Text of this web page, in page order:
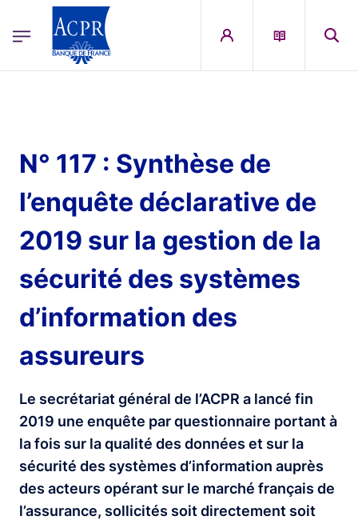
ACPR Menu Principal (English)
N° 117 : Synthèse de
l’enquête déclarative de
2019 sur la gestion de la
sécurité des systèmes
d’information des
assureurs
Le secrétariat général de l’ACPR a lancé fin
2019 une enquête par questionnaire portant à
la fois sur la qualité des données et sur la
sécurité des systèmes d’information auprès
des acteurs opérant sur le marché français de
l’assurance, sollicités soit directement soit